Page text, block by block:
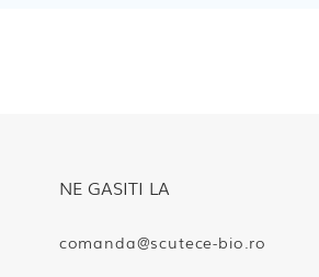
NE GASITI LA
comanda@scutece-bio.ro